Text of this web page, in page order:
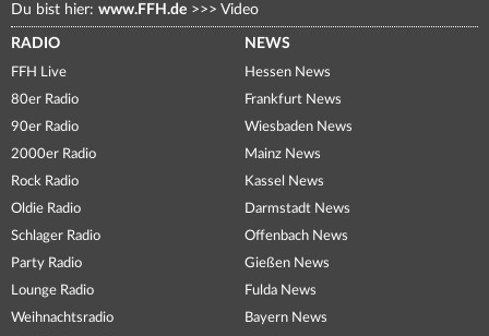
Du bist hier: www.FFH.de >>> Video
RADIO
FFH Live
80er Radio
90er Radio
2000er Radio
Rock Radio
Oldie Radio
Schlager Radio
Party Radio
Lounge Radio
Weihnachtsradio
NEWS
Hessen News
Frankfurt News
Wiesbaden News
Mainz News
Kassel News
Darmstadt News
Offenbach News
Gießen News
Fulda News
Bayern News